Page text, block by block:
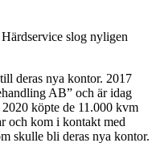
deras nya kontor. 2017
AB” och är idag
köpte de 11.000 kvm
och kom i kontakt med
skulle bli deras nya kontor.